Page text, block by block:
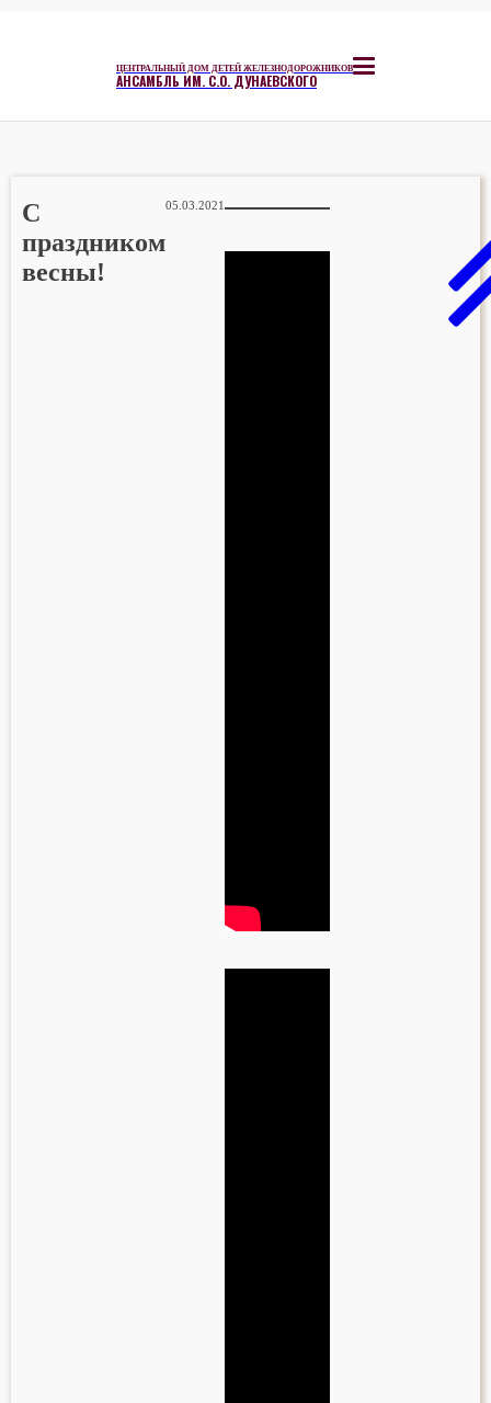
ЦЕНТРАЛЬНЫЙ ДОМ ДЕТЕЙ ЖЕЛЕЗНОДОРОЖНИКОВ
АНСАМБЛЬ ИМ. С.О. ДУНАЕВСКОГО
С
праздником
весны!
05.03.2021